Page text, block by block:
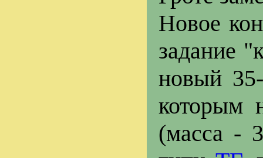
Новое
задание
новый
которым
(масса -